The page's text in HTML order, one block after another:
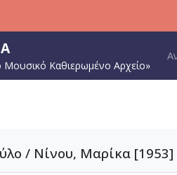
Μουσικό Καθιερωμένο Αρχείο»
/ Νίνου, Μαρίκα [1953]